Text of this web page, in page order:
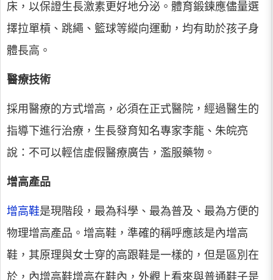
床，以保證生長激素更好地分泌。體育鍛鍊應儘量選
擇拉單槓、跳繩、籃球等縱向運動，均有助於孩子身
體長高。
醫療技術
採用醫療的方式增高，必須在正式醫院，經過醫生的
指導下進行治療，生長發育知名專家李龍、朱皖亮
說：不可以輕信虛假醫療廣告，濫服藥物。
增高產品
增高鞋是現階段，最為科學、最為普及、最為方便的
物理增高產品。增高鞋，準確的稱呼應該是內增高
鞋，其原理與女士穿的高跟鞋是一樣的，但是區別在
於，內增高鞋增高在鞋內，外觀上看來與普通鞋子是